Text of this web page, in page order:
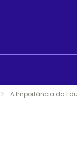
A Importância da